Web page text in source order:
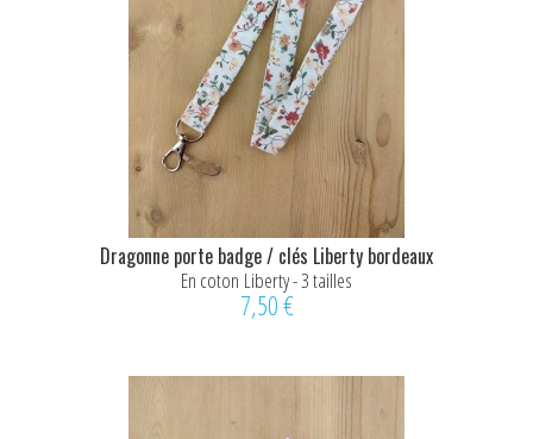
Dragonne porte badge / clés Liberty bordeaux
En coton Liberty - 3 tailles
7,50 €